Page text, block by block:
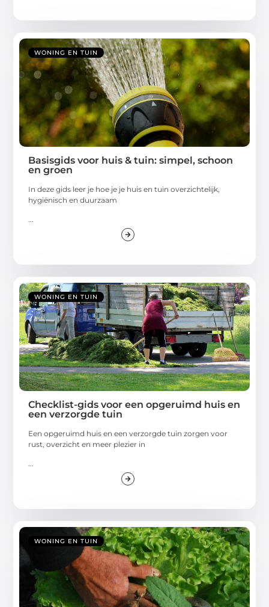
WONING EN TUIN
Basisgids voor huis & tuin: simpel, schoon
en groen
In deze gids leer je hoe je je huis en tuin overzichtelijk,
hygiënisch en duurzaam
...
WONING EN TUIN
Checklist-gids voor een opgeruimd huis en
een verzorgde tuin
Een opgeruimd huis en een verzorgde tuin zorgen voor
rust, overzicht en meer plezier in
...
WONING EN TUIN